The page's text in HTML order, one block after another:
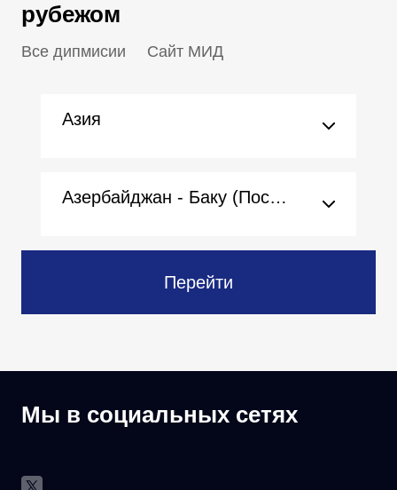
рубежом
Все дипмисии Сайт МИД
Азия
Азербайджан - Баку (Посольство)
Перейти
Мы в социальных сетях